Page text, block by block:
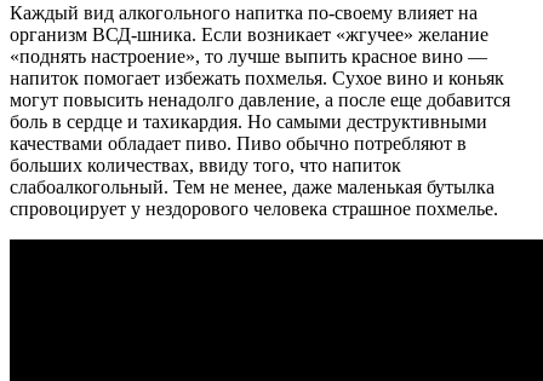
Каждый вид алкогольного напитка по-своему влияет на
организм ВСД-шника. Если возникает «жгучее» желание
«поднять настроение», то лучше выпить красное вино —
напиток помогает избежать похмелья. Сухое вино и коньяк
могут повысить ненадолго давление, а после еще добавится
боль в сердце и тахикардия. Но самыми деструктивными
качествами обладает пиво. Пиво обычно потребляют в
больших количествах, ввиду того, что напиток
слабоалкогольный. Тем не менее, даже маленькая бутылка
спровоцирует у нездорового человека страшное похмелье.